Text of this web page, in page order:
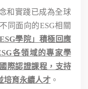
和實踐已成為全球
同面向的ESG相關
學院」積極回應
各領域的專家學
際認證課程，支持
培育永續人才 。